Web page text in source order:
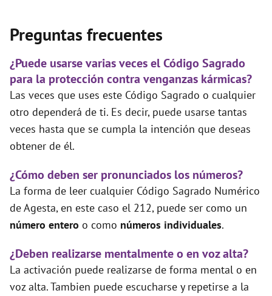
Preguntas frecuentes
¿Puede usarse varias veces el Código Sagrado
para la protección contra venganzas kármicas?
Las veces que uses este Código Sagrado o cualquier
otro dependerá de ti. Es decir, puede usarse tantas
veces hasta que se cumpla la intención que deseas
obtener de él.
¿Cómo deben ser pronunciados los números?
La forma de leer cualquier Código Sagrado Numérico
de Agesta, en este caso el 212, puede ser como un
número entero o como números individuales.
¿Deben realizarse mentalmente o en voz alta?
La activación puede realizarse de forma mental o en
voz alta. Tambien puede escucharse y repetirse a la